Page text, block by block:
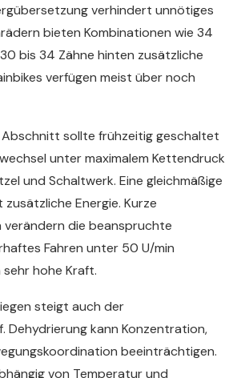
verhindert unnötiges
bieten Kombinationen wie 34
bis 34 Zähne hinten zusätzliche
verfügen meist über noch
Abschnitt sollte frühzeitig geschaltet
unter maximalem Kettendruck
und Schaltwerk. Eine gleichmäßige
Energie. Kurze
die beanspruchte
Fahren unter 50 U/min
hohe Kraft.
steigt auch der
Dehydrierung kann Konzentration,
beeinträchtigen.
von Temperatur und